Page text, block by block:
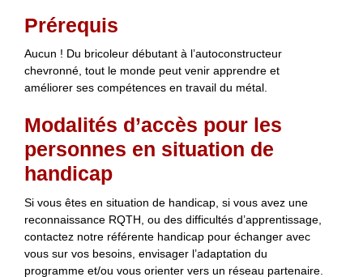
Prérequis
Aucun ! Du bricoleur débutant à l’autoconstructeur
chevronné, tout le monde peut venir apprendre et
améliorer ses compétences en travail du métal.
Modalités d’accès pour les
personnes en situation de
handicap
Si vous êtes en situation de handicap, si vous avez une
reconnaissance RQTH, ou des difficultés d’apprentissage,
contactez notre référente handicap pour échanger avec
vous sur vos besoins, envisager l’adaptation du
programme et/ou vous orienter vers un réseau partenaire.